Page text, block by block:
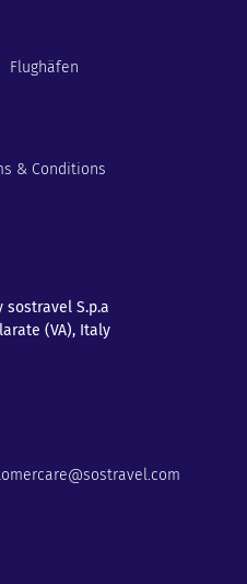
Flughäfen
& Conditions
sostravel S.p.a
(VA), Italy